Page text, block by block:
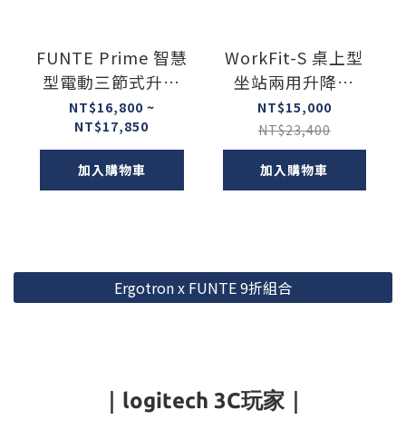
FUNTE Prime 智慧
型電動三節式升降
桌
NT$16,800 ~
NT$17,850
加入購物車
WorkFit-S 桌上型
坐站兩用升降桌
（重型/輕型）｜愛
格升Ergotron
NT$15,000
NT$23,400
加入購物車
Ergotron x FUNTE 9折組合
｜logitech 3C玩家｜